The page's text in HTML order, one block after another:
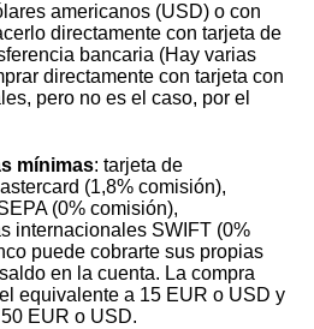
americanos (USD) o con
directamente con tarjeta de
bancaria (Hay varias
directamente con tarjeta con
pero no es el caso, por el
mínimas: tarjeta de
(1,8% comisión),
(0% comisión),
internacionales SWIFT (0%
puede cobrarte sus propias
en la cuenta. La compra
equivalente a 15 EUR o USD y
EUR o USD.